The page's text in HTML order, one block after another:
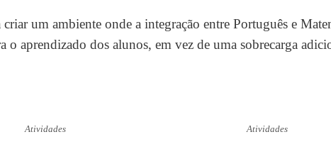
um ambiente onde a integração entre Português e
aprendizado dos alunos, em vez de uma sobrecarga
Atividades Atividades